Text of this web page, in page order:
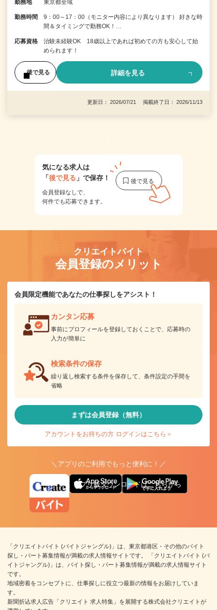
勤務地 東京都全域
勤務時間
9：00～17：00（モニター内容により異なります） 好きな時
間＆タイミングで勤務OK！…
応募資格
治験未経験OK 18歳以上であれば初めての方も安心して始
められます！
後で見る 詳細を見る
更新日： 2026/07/21 掲載終了日： 2026/11/13
1
気になる求人は
「後で見る 」で保存！
会員登録なしで、
何件でも応募できます。
クリエイトバイト
会員登録のメリット
会員限定機能であなたの仕事探しをアシスト！
カンタン応募
事前にプロフィールを登録しておくことで、応募時の
入力が簡単に
検索条件の保存
繰り返し検索する条件を保存して、条件設定の手間を
省略
まずは会員登録（無料）
アカウントをお持ちの方 ログインはこちら＞
＼アプリのご利用でもっと便利に！／
アプリ版ダウンロードはこちらから
「クリエイトバイト (バイトジャングル)」は、東京都港区・その他のバイト
探し・パート募集情報が満載の求人情報サイトです。 「クリエイトバイト (バ
イトジャングル)」は、バイト探し・パート募集情報が満載の求人情報サイト
です。
地域密着をコンセプトに、仕事探しに役立つ最新の情報をお届けしていま
す。
新聞折込求人広告「クリエイト 求人特集」を展開する株式会社クリエイトが